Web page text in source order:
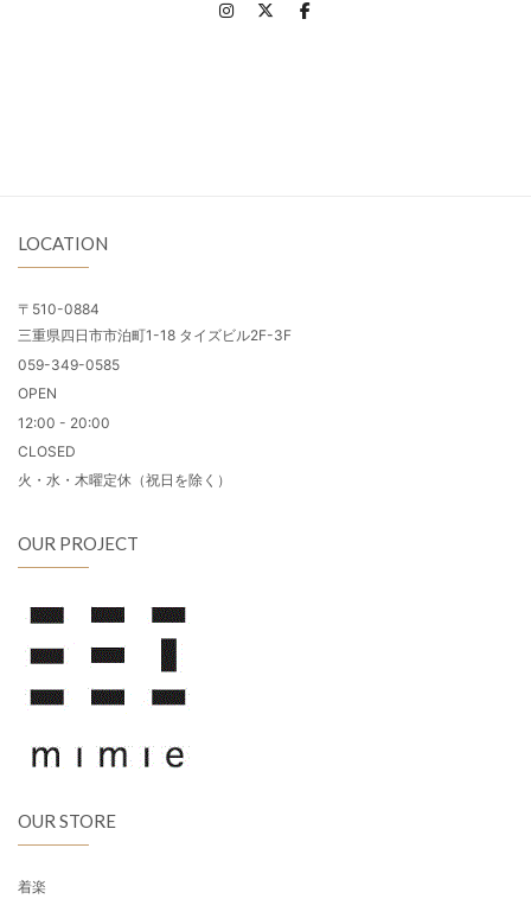
LOCATION
〒510-0884
三重県四日市市泊町1-18 タイズビル2F-3F
059-349-0585
OPEN
12:00 - 20:00
CLOSED
火・水・木曜定休（祝日を除く）
OUR PROJECT
OUR STORE
着楽